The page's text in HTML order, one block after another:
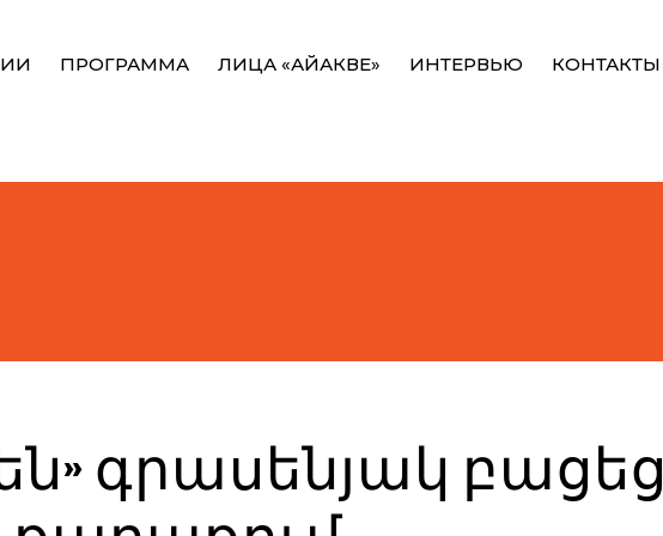
ПРОГРАММА ЛИЦА «АЙАКВЕ» ИНТЕРВЬЮ КОНТАКТЫ
գրասենյակ բացեց